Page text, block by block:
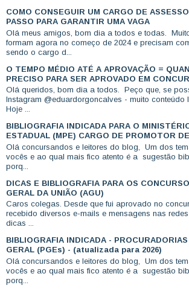
COMO CONSEGUIR UM CARGO DE
PASSO PARA GARANTIR UMA VAGA
Olá meus amigos, bom dia a todos e todas.
formam agora no começo de 2024 e precisam
sendo o cargo d...
O TEMPO MÉDIO ATÉ A APROVAÇÃO =
PRECISO PARA SER APROVADO EM
Olá queridos, bom dia a todos. Peço que, se
Instagram @eduardorgoncalves - muito conteúdo
Hoje ...
BIBLIOGRAFIA INDICADA PARA O
ESTADUAL (MPE) CARGO DE PROMOTOR
Olá concursandos e leitores do blog, Um dos
vocês e ao qual mais fico atento é a sugestão
porq...
DICAS E BIBLIOGRAFIA PARA OS
GERAL DA UNIÃO (AGU)
Caros colegas. Desde que fui aprovado no
recebido diversos e-mails e mensagens nas
dicas ...
BIBLIOGRAFIA INDICADA -
GERAL (PGEs) - (atualizada para 2026)
Olá concursandos e leitores do blog, Um dos
vocês e ao qual mais fico atento é a sugestão
porq...